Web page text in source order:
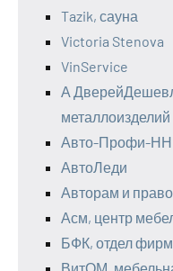
Tazik, сауна
Victoria Stenova
VinService
А
металлоизделий
Авто-Профи-НН
АвтоЛеди
Авторам и
Асм, центр
БФК, отдел